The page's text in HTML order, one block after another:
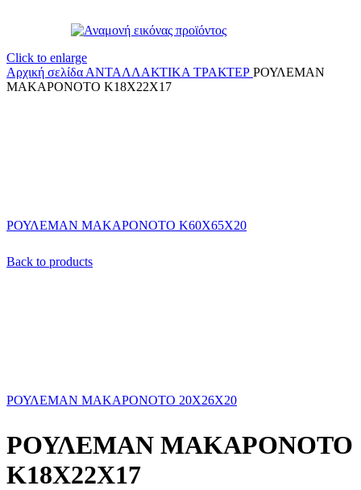
Click to enlarge
Αρχική σελίδα ΑΝΤΑΛΛΑΚΤΙΚΑ ΤΡΑΚΤΕΡ ΡΟΥΛΕΜΑΝ
ΜΑΚΑΡΟΝΟΤΟ Κ18Χ22Χ17
ΡΟΥΛΕΜΑΝ ΜΑΚΑΡΟΝΟΤΟ Κ60Χ65Χ20
Back to products
ΡΟΥΛΕΜΑΝ ΜΑΚΑΡΟΝΟΤΟ 20Χ26Χ20
ΡΟΥΛΕΜΑΝ ΜΑΚΑΡΟΝΟΤΟ
Κ18Χ22Χ17